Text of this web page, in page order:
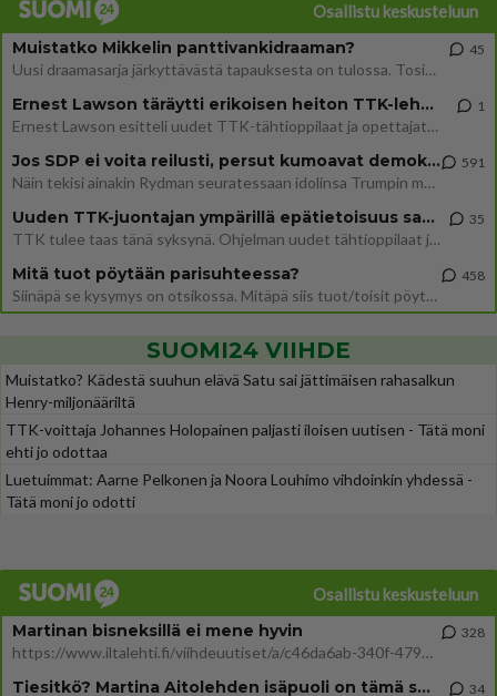
Osallistu keskusteluun
Muistatko Mikkelin panttivankidraaman?
Uusi draamasarja järkyttävästä tapauksesta on tulossa. Tositapahtumiin perustuva sarja ammentaa vuoden 1986 Mikkelin pan
45
Ernest Lawson täräytti erikoisen heiton TTK-lehdistötilaisuudessa: " Onko tässä tarkoituksena...?"
Ernest Lawson esitteli uudet TTK-tähtioppilaat ja opettajat torstaina 6.8. lehdistölle. Tulevalla kaudella on yksi hausk
1
Jos SDP ei voita reilusti, persut kumoavat demokratian Suomesta
Näin tekisi ainakin Rydman seuratessaan idolinsa Trumpin mallia https://www.is.fi/politiikka/art-2000012187244.html
591
Uuden TTK-juontajan ympärillä epätietoisuus sakenee - Nyt MTV hämmentää soppaa
TTK tulee taas tänä syksynä. Ohjelman uudet tähtioppilaat julkistetaan torstaina 6. elokuuta klo 14 alkavassa lehdistö
35
Mitä tuot pöytään parisuhteessa?
Siinäpä se kysymys on otsikossa. Mitäpä siis tuot/toisit pöytään parisuhteessa? Oletko mies vai nainen? Koetko sen mitä
458
SUOMI24 VIIHDE
Muistatko? Kädestä suuhun elävä Satu sai jättimäisen rahasalkun
Henry-miljonääriltä
TTK-voittaja Johannes Holopainen paljasti iloisen uutisen - Tätä moni
ehti jo odottaa
Luetuimmat: Aarne Pelkonen ja Noora Louhimo vihdoinkin yhdessä -
Tätä moni jo odotti
Osallistu keskusteluun
Martinan bisneksillä ei mene hyvin
https://www.iltalehti.fi/viihdeuutiset/a/c46da6ab-340f-4790-aaa7-0865eed2336 Yrityksen konkurssihakemus on tullut kärä
328
Tiesitkö? Martina Aitolehden isäpuoli on tämä suosittu laulaja 34